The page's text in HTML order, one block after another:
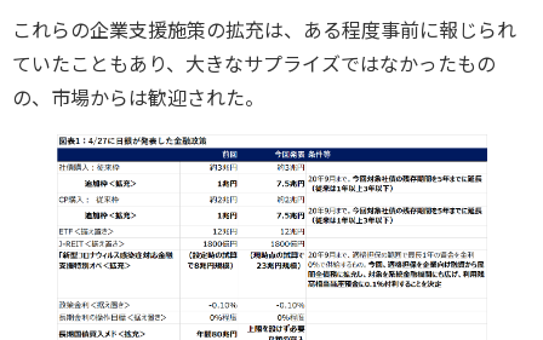
これらの企業支援施策の拡充は、ある程度事前に報じられ
ていたこともあり、大きなサプライズではなかったもの
の、市場からは歓迎された。